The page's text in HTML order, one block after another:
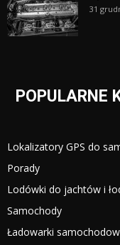
31
POPULARNE
Lokalizatory GPS do
Porady
Lodówki do jachtów i
Samochody
Ładowarki